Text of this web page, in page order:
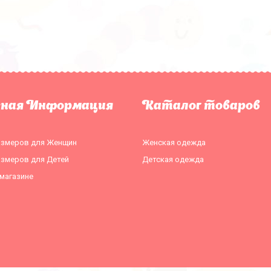
Информация
для Женщин
для Детей
Каталог товаров
Женская одежда
Детская одежда